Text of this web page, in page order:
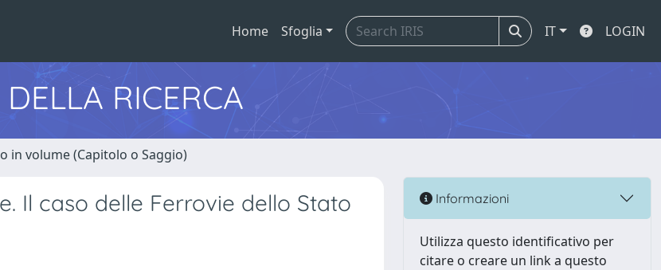
Home Sfoglia IT LOGIN
RICERCA
in volume (Capitolo o Saggio)
Il caso delle Ferrovie dello Stato Informazioni
Utilizza questo identificativo per
citare o creare un link a questo